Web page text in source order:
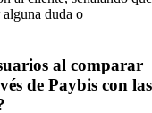
alguna duda o
al comparar
de Paybis con las